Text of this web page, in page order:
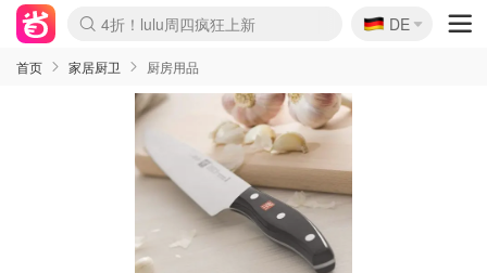
Boticinal 夏促开抢！
4折！lulu周四疯狂上新
还没结束！&OtherStories大促
Joybuy变相75折 随时失效
速领！Stanley独家85折
疑似霸哥！Camper额外叠85折
Zalando 奥莱闪促！每日更新
Moncler反季囤！5折起+叠9折
Coach Brooklyn仅€192
🇩🇪
DE
首页 家居厨卫 厨房用品